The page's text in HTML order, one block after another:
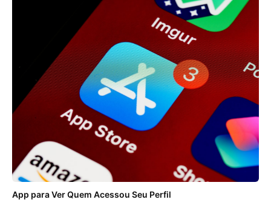
App para Ver Quem Acessou Seu Perfil